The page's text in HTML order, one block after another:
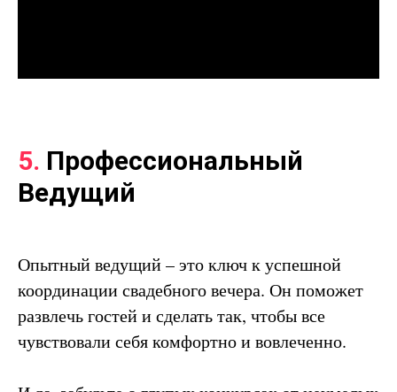
5. Профессиональный
Ведущий
Опытный ведущий – это ключ к успешной
координации свадебного вечера. Он поможет
развлечь гостей и сделать так, чтобы все
чувствовали себя комфортно и вовлеченно.